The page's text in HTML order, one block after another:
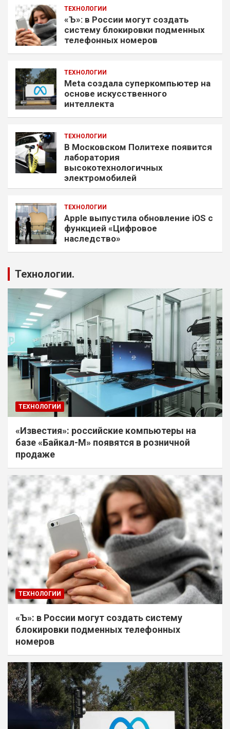
ТЕХНОЛОГИИ
«Ъ»: в России могут создать
систему блокировки подменных
телефонных номеров
ТЕХНОЛОГИИ
Meta создала суперкомпьютер на
основе искусственного
интеллекта
ТЕХНОЛОГИИ
В Московском Политехе появится
лаборатория
высокотехнологичных
электромобилей
ТЕХНОЛОГИИ
Apple выпустила обновление iOS с
функцией «Цифровое
наследство»
Технологии.
ТЕХНОЛОГИИ
«Известия»: российские компьютеры на
базе «Байкал-М» появятся в розничной
продаже
ТЕХНОЛОГИИ
«Ъ»: в России могут создать систему
блокировки подменных телефонных
номеров